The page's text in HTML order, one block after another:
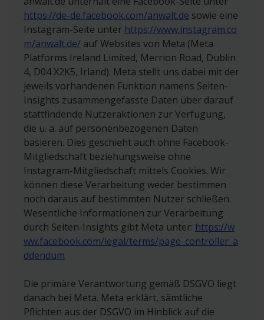
jederzeit Ihre Einwilligung widerrufen bzw. im
Falle einer Verarbeitung auf Basis berechtigter
Interessen, dieser gem. Art. 21 DSGVO jederzeit
widersprechen jeweils durch formlose
Mitteilung.
• per Online-Formular
www.anwalt.de/kanzleiundklient#widerspruch
• per E-Mail an
datenschutz@anwalt.deoder service@anwalt.de
• per Fax an
+49 911 81515101
• per Post an
anwalt.de services AG
Rollnerstr. 8
90408 Nürnberg
Informationen hierzu und Ihren weiteren
Rechten erhalten Sie unter der Überschrift
betroffene Person“.
Wir nutzen die Funktion Google Lead Form
Wenn jemand in diesem Zeitraum unsere
Website über die Anzeige besucht, erhalten
Google und wir darüber Kenntnis, dass die von
Google bereitgestellte Anzeige gesehen wurde.
Wir erfahren dabei nicht, welche Person die
Anzeigen geklickt hat, sondern nur die
Gesamtanzahl der Klicks. Die Verarbeitung der
Daten erfolgt auf Grundlage von Art. 6 Abs. 1 a)
DSGVO mit Einwilligung, die Sie jederzeit
widerrufen können über den entsprechenden
auf der Website www.anwalt.de im Footer zu
findenden Link, der mit Cookies bezeichnet ist.
Sie können alternativ auch Ihre Browserdaten
löschen. Sind Sie zudem in Ihrem Google-Konto
angemeldet, verknüpft Google zu diesem Zweck
Ihren Web- und App-Browserverlauf. Auf diese
Weise kann Google auf jedem Endgerät, auf dem
dieselben personalisierten Werbebotschaften
anzeigen. Weitere Informationen zu Google und
Datenschutz finden Sie unter:https://www.googl
https://de-de.facebook.com/anwalt.de sowie eine
Instagram-Seite unter https://www.instagram.co
m/anwalt.de/ auf Websites von Meta (Meta
Platforms Ireland Limited, Merrion Road, Dublin
4, D04 X2K5, Irland). Meta stellt uns dabei mit der
jeweils vorhandenen Funktion namens Seiten-
Insights zusammengefasste Daten über darauf
stattfindende Nutzeraktionen zur Verfügung,
die u. a. auf personenbezogenen Daten
basieren. Dies geschieht auch ohne Facebook-
Mitgliedschaft beziehungsweise ohne
Instagram-Mitgliedschaft mittels Cookies. Wir
können diese Verarbeitung weder bestimmen
noch daraus auf bestimmten Nutzer schließen.
Wesentliche Informationen zur Verarbeitung
durch Seiten-Insights gibt Meta unter: https://w
ww.facebook.com/legal/terms/page_controller_a
ddendum
Die primäre Verantwortung gemäß DSGVO liegt
danach bei Meta. Meta erklärt, sämtliche
Pflichten aus der DSGVO im Hinblick auf die